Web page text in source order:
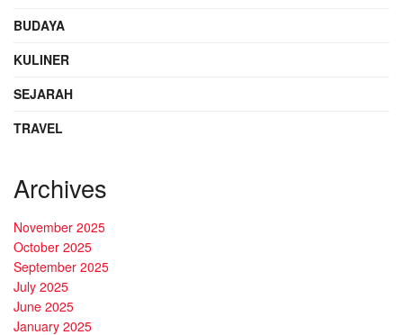
BUDAYA
KULINER
SEJARAH
TRAVEL
Archives
November 2025
October 2025
September 2025
July 2025
June 2025
January 2025